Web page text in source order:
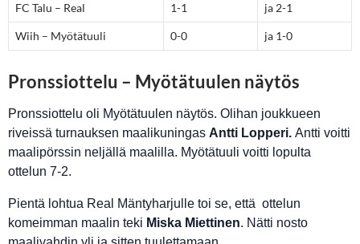
FC Talu – Real 1-1 ja 2-1
Wiih – Myötätuuli 0-0 ja 1-0
Pronssiottelu – Myötätuulen näytös
Pronssiottelu oli Myötätuulen näytös. Olihan joukkueen
riveissä turnauksen maalikuningas Antti Lopperi. Antti voitti
maalipörssin neljällä maalilla. Myötätuuli voitti lopulta
ottelun 7-2.
Pientä lohtua Real Mäntyharjulle toi se, että ottelun
komeimman maalin teki Miska Miettinen. Nätti nosto